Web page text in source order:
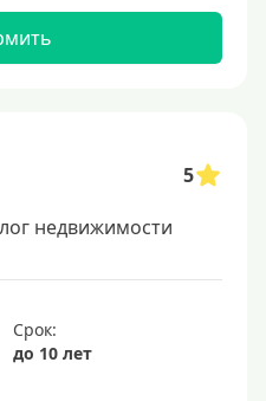
5
недвижимости
Срок:
до 10 лет